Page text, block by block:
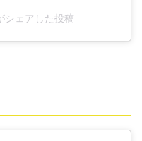
シェアした投稿